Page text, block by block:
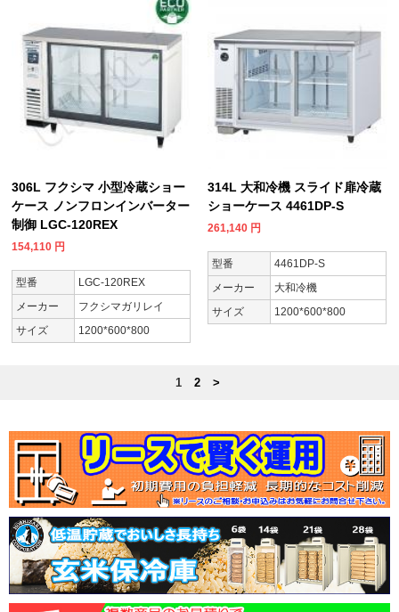
306L フクシマ 小型冷蔵ショー
ケース ノンフロンインバーター
制御 LGC-120REX
154,110 円
型番
LGC-120REX
メーカー
フクシマガリレイ
サイズ
1200*600*800
314L 大和冷機 スライド扉冷蔵
ショーケース 4461DP-S
261,140 円
型番
4461DP-S
メーカー
大和冷機
サイズ
1200*600*800
1 2 >